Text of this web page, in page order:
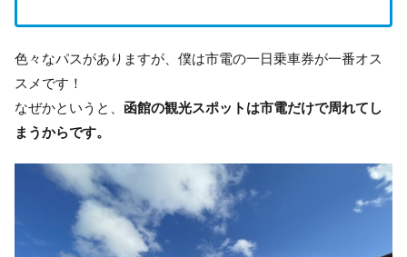
色々なパスがありますが、僕は市電の一日乗車券が一番オス
スメです！
なぜかというと、 函館の観光スポットは市電だけで周れてし
まうからです。